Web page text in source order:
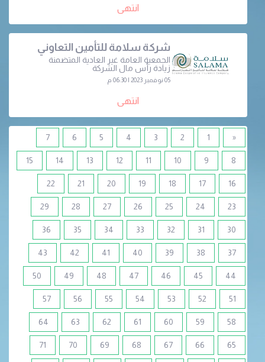
انتهى
شركة سلامة للتأمين التعاوني
الجمعية العامة غير العادية المتضمنة
زيادة رأس مال الشركة
05 نوفمبر 2023 | 06:30 م
انتهى
«
1
2
3
4
5
6
7
8
9
10
11
12
13
14
15
16
17
18
19
20
21
22
23
24
25
26
27
28
29
30
31
32
33
34
35
36
37
38
39
40
41
42
43
44
45
46
47
48
49
50
51
52
53
54
55
56
57
58
59
60
61
62
63
64
65
66
67
68
69
70
71